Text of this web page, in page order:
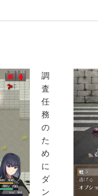
調
査
任
務
の
た
め
に
ダ
ン